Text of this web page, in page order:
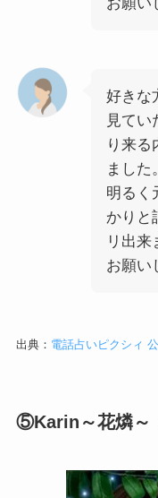
好きな
見てい
り来る
ました
明るく
かりと
リ出来
お願い
出典： 電話占いピクシィ
⑤Karin～花燐～